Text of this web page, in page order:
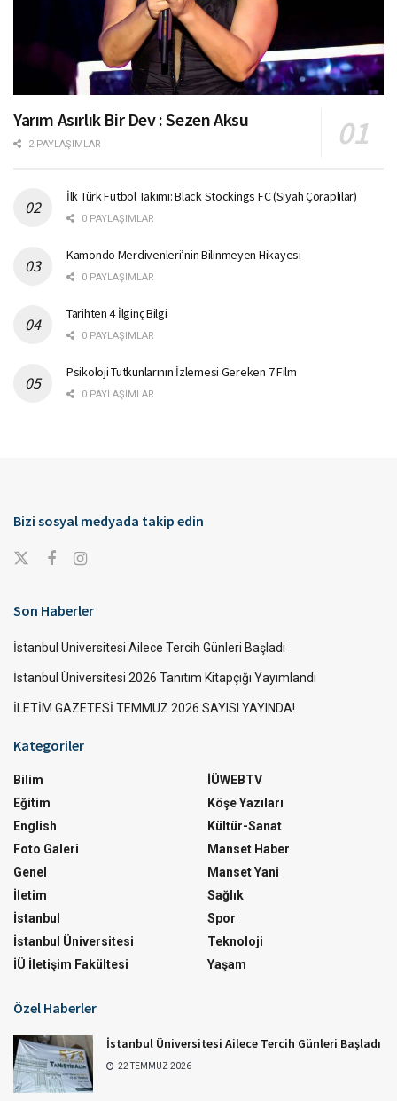
Yarım Asırlık Bir Dev : Sezen Aksu
2 PAYLAŞIMLAR
İlk Türk Futbol Takımı: Black Stockings FC (Siyah Çoraplılar)
0 PAYLAŞIMLAR
Kamondo Merdivenleri’nin Bilinmeyen Hikayesi
0 PAYLAŞIMLAR
Tarihten 4 İlginç Bilgi
0 PAYLAŞIMLAR
Psikoloji Tutkunlarının İzlemesi Gereken 7 Film
0 PAYLAŞIMLAR
Bizi sosyal medyada takip edin
Son Haberler
İstanbul Üniversitesi Ailece Tercih Günleri Başladı
İstanbul Üniversitesi 2026 Tanıtım Kitapçığı Yayımlandı
İLETİM GAZETESİ TEMMUZ 2026 SAYISI YAYINDA!
Kategoriler
Bilim
Eğitim
English
Foto Galeri
Genel
İletim
İstanbul
İstanbul Üniversitesi
İÜ İletişim Fakültesi
İÜWEBTV
Köşe Yazıları
Kültür-Sanat
Manset Haber
Manset Yani
Sağlık
Spor
Teknoloji
Yaşam
Özel Haberler
İstanbul Üniversitesi Ailece Tercih Günleri Başladı
22 TEMMUZ 2026